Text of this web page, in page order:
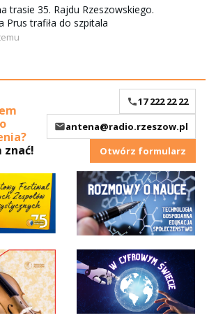
trasie 35. Rajdu Rzeszowskiego.
Prus trafiła do szpitala
znać!
17 222 22 22
antena@radio.rzeszow.pl
Otwórz formularz